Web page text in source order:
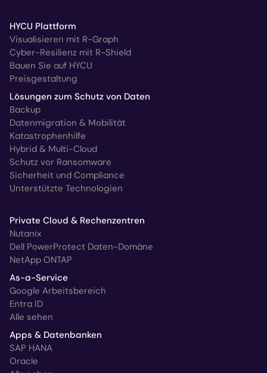
HYCU Plattform
Visualisieren mit R-Graph
Cyber-Resilienz mit R-Shield
Bauen Sie auf HYCU
Preisgestaltung
Lösungen zum Schutz von Daten
Backup
Datenmigration & Mobilität
Katastrophenhilfe
Hybrid & Multi-Cloud
Schutz vor Ransomware
Sicherheit und Compliance
Unterstützte Technologien
Private Cloud & Rechenzentren
Nutanix
Dell PowerProtect Daten-Domäne
NetApp ONTAP
As-a-Service
Google Arbeitsbereich
Entra ID
Alle sehen
Apps & Datenbanken
SAP HANA
Oracle